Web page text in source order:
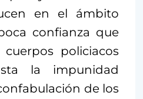
en el ámbito
confianza que
policiacos
la impunidad
de los